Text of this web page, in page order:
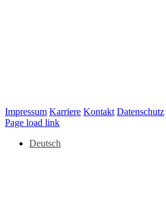
Impressum Karriere Kontakt Datenschutz
LinkedIn
Page load link
Deutsch